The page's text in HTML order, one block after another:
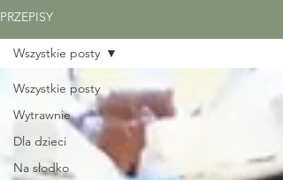
PRZEPISY
Wszystkie posty
Wytrawnie
Dla dzieci
Na słodko
Wszystkie posty